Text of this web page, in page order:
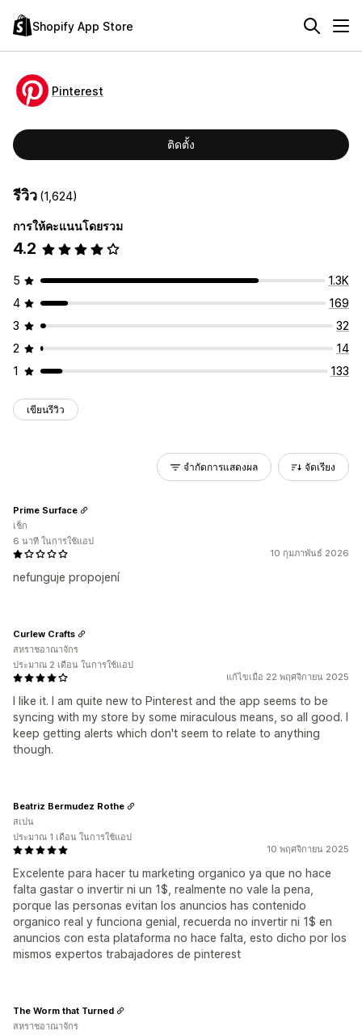
Shopify App Store
Pinterest
ติดตั้ง
รีวิว (1,624)
การให้คะแนนโดยรวม
4.2
5
1.3K
4
169
3
32
2
14
1
133
เขียนรีวิว
จำกัดการแสดงผล จัดเรียง
10 กุมภาพันธ์ 2026
nefunguje propojení
Prime Surface
เช็ก
6 นาที ในการใช้แอป
แก้ไขเมื่อ 22 พฤศจิกายน 2025
I like it. I am quite new to Pinterest and the app seems to be
syncing with my store by some miraculous means, so all good. I
keep getting alerts which don't seem to relate to anything
though.
Curlew Crafts
สหราชอาณาจักร
ประมาณ 2 เดือน ในการใช้แอป
10 พฤศจิกายน 2025
Excelente para hacer tu marketing organico ya que no hace
falta gastar o invertir ni un 1$, realmente no vale la pena,
porque las personas evitan los anuncios has contenido
organico real y funciona genial, recuerda no invertir ni 1$ en
anuncios con esta plataforma no hace falta, esto dicho por los
mismos expertos trabajadores de pinterest
Beatriz Bermudez Rothe
สเปน
ประมาณ 1 เดือน ในการใช้แอป
The Worm that Turned
สหราชอาณาจักร